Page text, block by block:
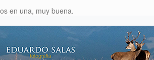
en una, muy buena.